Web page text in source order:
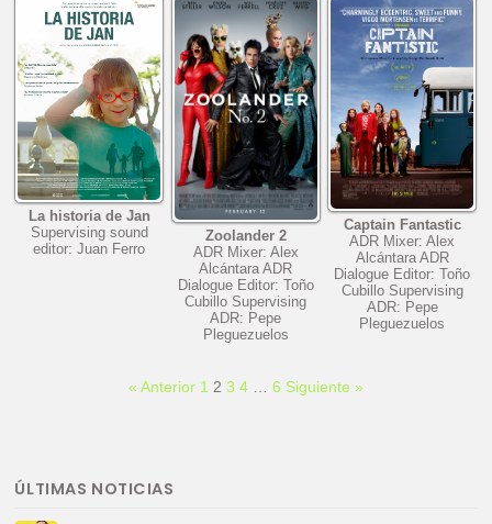
La historia de Jan
Supervising sound
editor: Juan Ferro
Zoolander 2
ADR Mixer: Alex
Alcántara ADR
Dialogue Editor: Toño
Cubillo Supervising
ADR: Pepe
Pleguezuelos
Captain Fantastic
ADR Mixer: Alex
Alcántara ADR
Dialogue Editor: Toño
Cubillo Supervising
ADR: Pepe
Pleguezuelos
« Anterior 1 2 3 4 … 6 Siguiente »
ÚLTIMAS NOTICIAS